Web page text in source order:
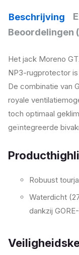
Beschrijving
Beoordelingen
Het jack Moreno
NP3-rugprotector
De combinatie van
royale
toch optimaal
geïntegreerde
Robuust
Waterdicht
dankzij